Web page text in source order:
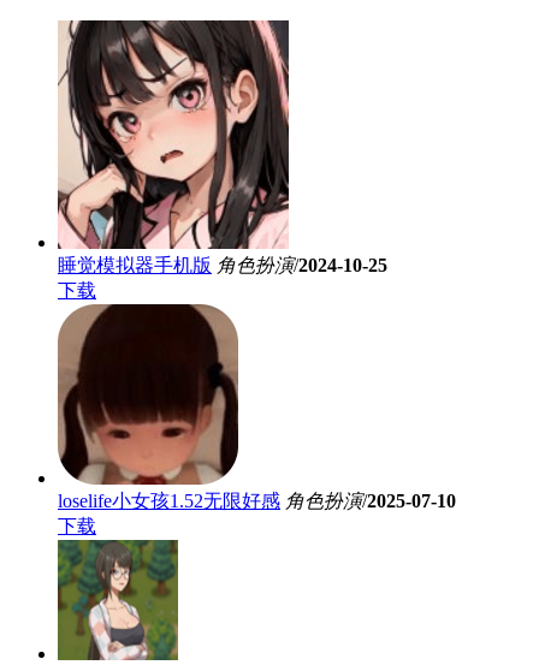
睡觉模拟器手机版 角色扮演/2024-10-25
下载
loselife小女孩1.52无限好感 角色扮演/2025-07-10
下载